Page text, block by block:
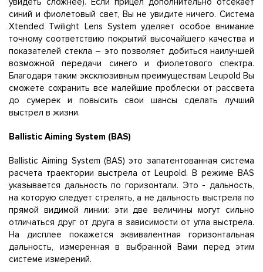
синий и фиолетовый свет, Вы не увидите ничего. Система
Xtended Twilight Lens System уделяет особое внимание
точному соответствию покрытий высочайшего качества и
показателей стекла – это позволяет добиться наилучшей
возможной передачи синего и фиолетового спектра.
Благодаря таким эксклюзивным преимуществам Leupold Вы
сможете сохранить все малейшие проблески от рассвета
до сумерек и повысить свои шансы сделать лучший
выстрел в жизни.
Ballistic Aiming System (BAS)
Ballistic Aiming System (BAS) это запатентованная система
расчета траектории выстрела от Leupold. В режиме BAS
указывается дальность по горизонтали. Это - дальность,
на которую следует стрелять, а не дальность выстрела по
прямой видимой линии: эти две величины могут сильно
отличаться друг от друга в зависимости от угла выстрела.
На дисплее покажется эквивалентная горизонтальная
дальность, измеренная в выбранной Вами перед этим
системе измерений.